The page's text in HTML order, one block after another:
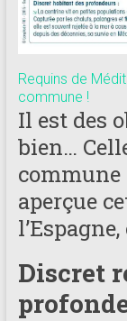
181
Requins de
commune !
Il est des
bien…
commune
aperçue
Discret